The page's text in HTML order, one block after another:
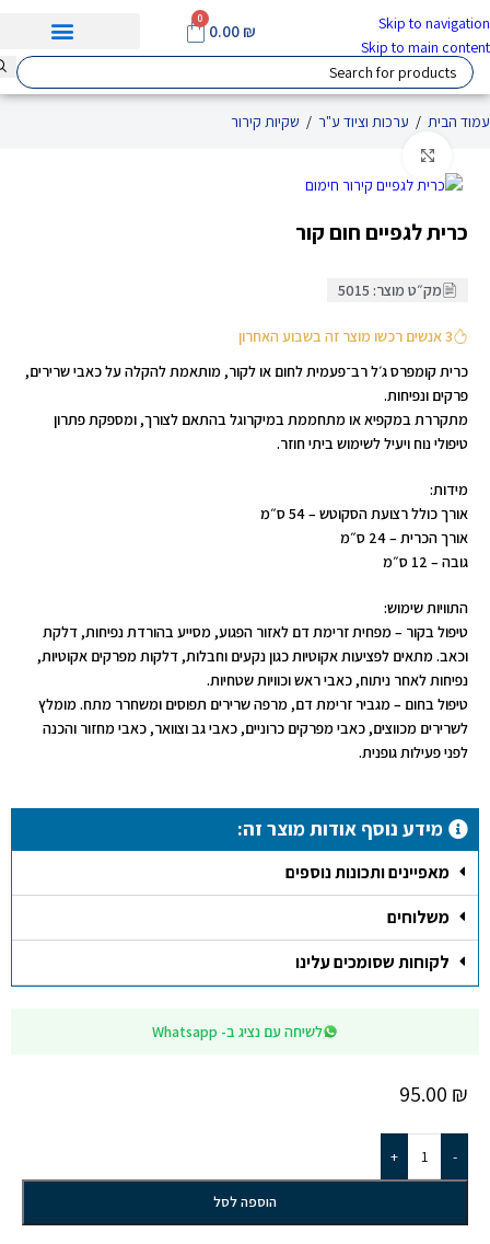
Skip to navigation
Skip to main content
0.00 ₪
0
עמוד הבית / ערכות וציוד ע"ר / שקיות קירור
כרית לגפיים חום קור
מק״ט מוצר: 5015
3 אנשים רכשו מוצר זה בשבוע האחרון
כרית קומפרס ג׳ל רב־פעמית לחום או לקור, מותאמת להקלה על כאבי שרירים,
פרקים ונפיחות.
מתקררת במקפיא או מתחממת במיקרוגל בהתאם לצורך, ומספקת פתרון
טיפולי נוח ויעיל לשימוש ביתי חוזר.
מידות:
אורך כולל רצועת הסקוטש – 54 ס״מ
אורך הכרית – 24 ס״מ
גובה – 12 ס״מ
התוויות שימוש:
טיפול בקור – מפחית זרימת דם לאזור הפגוע, מסייע בהורדת נפיחות, דלקת
וכאב. מתאים לפציעות אקוטיות כגון נקעים וחבלות, דלקות מפרקים אקוטיות,
נפיחות לאחר ניתוח, כאבי ראש וכוויות שטחיות.
טיפול בחום – מגביר זרימת דם, מרפה שרירים תפוסים ומשחרר מתח. מומלץ
לשרירים מכווצים, כאבי מפרקים כרוניים, כאבי גב וצוואר, כאבי מחזור והכנה
לפני פעילות גופנית.
מידע נוסף אודות מוצר זה:
מאפיינים ותכונות נוספים
משלוחים
לקוחות שסומכים עלינו
לשיחה עם נציג ב- Whatsapp
95.00 ₪
-
+
הוספה לסל